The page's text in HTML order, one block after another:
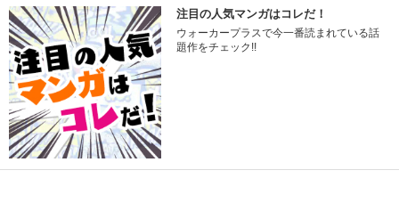
注目の人気マンガはコレだ！
ウォーカープラスで今一番読まれている話
題作をチェック!!